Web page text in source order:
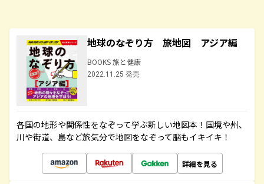
地球のなぞり方 旅地図 アジア編
BOOKS 旅と健康
2022.11.25 発売
各国の地形や関係性をなぞって学ぶ新しい地図本！国境や州、
川や街道、島など旅気分で地図をなぞって脳もイキイキ！
詳細を見る